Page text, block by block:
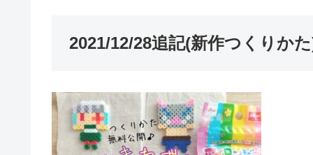
2021/12/28追記(新作つくりか